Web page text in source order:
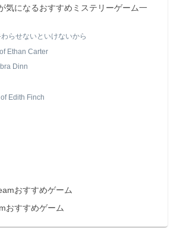
気になるおすすめミステリーゲーム一
らせないといけないから
Ethan Carter
Dinn
Edith Finch
おすすめゲーム
おすすめゲーム